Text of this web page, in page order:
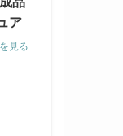
ア
見る